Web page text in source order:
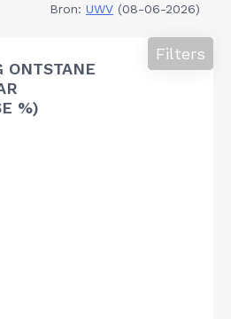
Bron: UWV (08-06-2026)
ONTSTANE
%)
Filters